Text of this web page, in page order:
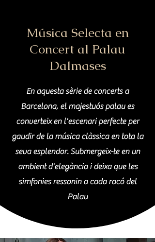
Música Selecta en
Concert al Palau
Dalmases
En aquesta sèrie de concerts a
Barcelona, el majestuós palau es
converteix en l'escenari perfecte per
gaudir de la música clàssica en tota la
seva esplendor. Submergeix-te en un
ambient d'elegància i deixa que les
simfonies ressonin a cada racó del
Palau